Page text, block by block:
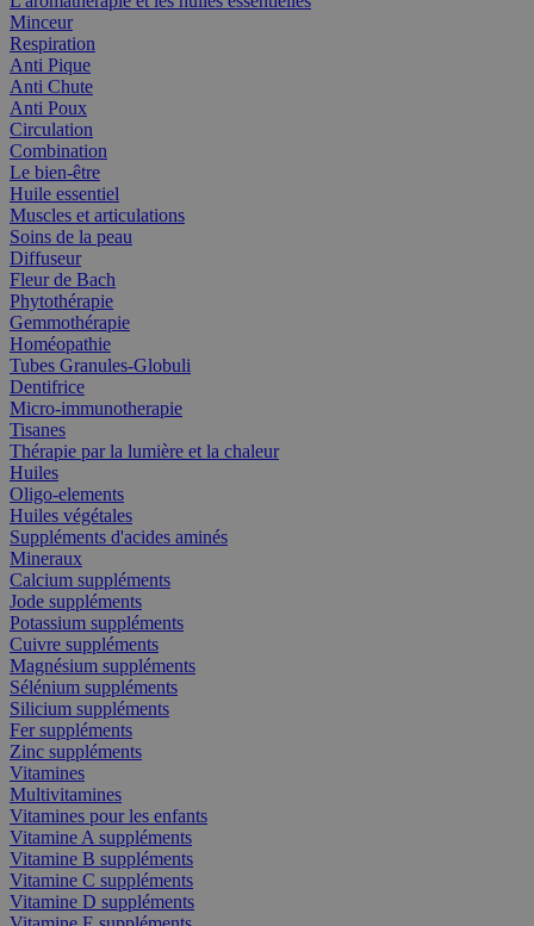
Minceur
Respiration
Anti Pique
Anti Chute
Anti Poux
Circulation
Combination
Le bien-être
Huile essentiel
Muscles et articulations
Soins de la peau
Diffuseur
Fleur de Bach
Phytothérapie
Gemmothérapie
Homéopathie
Tubes Granules-Globuli
Dentifrice
Micro-immunotherapie
Tisanes
Thérapie par la lumière et la chaleur
Huiles
Oligo-elements
Huiles végétales
Suppléments d'acides aminés
Mineraux
Calcium suppléments
Jode suppléments
Potassium suppléments
Cuivre suppléments
Magnésium suppléments
Sélénium suppléments
Silicium suppléments
Fer suppléments
Zinc suppléments
Vitamines
Multivitamines
Vitamines pour les enfants
Vitamine A suppléments
Vitamine B suppléments
Vitamine C suppléments
Vitamine D suppléments